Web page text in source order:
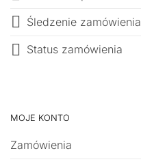
Śledzenie zamówienia
Status zamówienia
MOJE KONTO
Zamówienia